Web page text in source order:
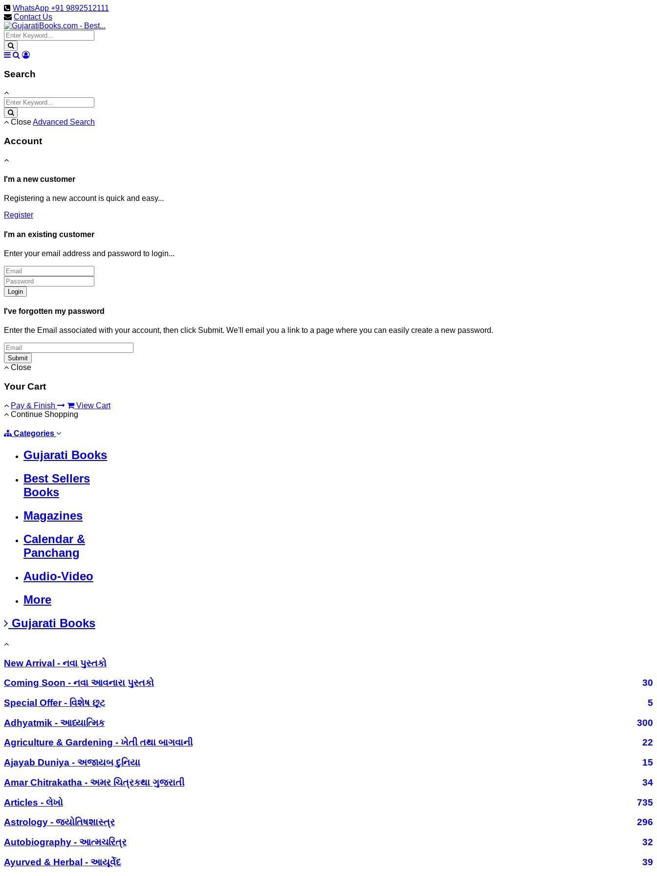
WhatsApp +91 9892512111
Contact Us
Search
CloseAdvanced Search
Account
I'm a new customer
Registering a new account is quick and easy...
Register
I'm an existing customer
Enter your email address and password to login...
Login
I've forgotten my password
Enter the Email associated with your account, then click Submit. We'll email you a link to a page where you can easily create a new password.
Submit
Close
Your Cart
Pay & Finish
View Cart
Continue Shopping
Categories
Gujarati Books
Best Sellers
Books
Magazines
Calendar &
Panchang
Audio-Video
More
Gujarati Books
New Arrival - નવા પુસ્તકો
Coming Soon - નવા આવનારા પુસ્તકો
30
Special Offer - વિશેષ છૂટ
5
Adhyatmik - આધ્યાત્મિક
300
Agriculture & Gardening - ખેતી તથા બાગવાની
22
Ajayab Duniya - અજાયબ દુનિયા
15
Amar Chitrakatha - અમર ચિત્રકથા ગુજરાતી
34
Articles - લેખો
735
Astrology - જ્યોતિષશાસ્ત્ર
296
Autobiography - આત્મચરિત્ર
32
Ayurved & Herbal - આયૂર્વેદ
39